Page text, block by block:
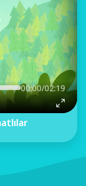
00:00/02:19